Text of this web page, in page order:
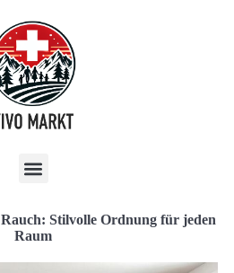
Stilvolle Ordnung für jeden
Raum